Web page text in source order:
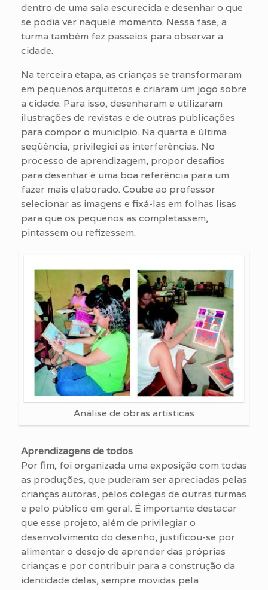
dentro de uma sala escurecida e desenhar o que
se podia ver naquele momento. Nessa fase, a
turma também fez passeios para observar a
cidade.
Na terceira etapa, as crianças se transformaram
em pequenos arquitetos e criaram um jogo sobre
a cidade. Para isso, desenharam e utilizaram
ilustrações de revistas e de outras publicações
para compor o município. Na quarta e última
seqüência, privilegiei as interferências. No
processo de aprendizagem, propor desafios
para desenhar é uma boa referência para um
fazer mais elaborado. Coube ao professor
selecionar as imagens e fixá-las em folhas lisas
para que os pequenos as completassem,
pintassem ou refizessem.
Análise de obras artísticas
Aprendizagens de todos
Por fim, foi organizada uma exposição com todas
as produções, que puderam ser apreciadas pelas
crianças autoras, pelos colegas de outras turmas
e pelo público em geral. É importante destacar
que esse projeto, além de privilegiar o
desenvolvimento do desenho, justificou-se por
alimentar o desejo de aprender das próprias
crianças e por contribuir para a construção da
identidade delas, sempre movidas pela